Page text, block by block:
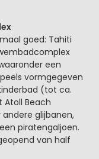
goed: Tahiti
een
vormgegeven
(tot ca.
Atoll Beach
glijbanen,
piratengaljoen.
van half